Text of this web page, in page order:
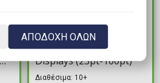
Ultra Pro 4-Pocket Page
for ONE-TOUCH
Displays (23pt-100pt)
Διαθέσιμα: 10+
ΑΠΟΔΟΧΗ ΟΛΩΝ